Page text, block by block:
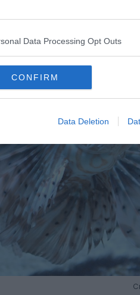
Data Processing Opt Outs
CONFIRM
Data Deletion